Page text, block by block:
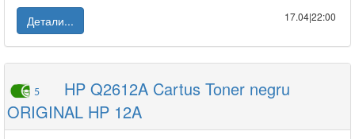
Детали...
17.04|22:00
5
HP Q2612A Cartus Toner negru
ORIGINAL HP 12A